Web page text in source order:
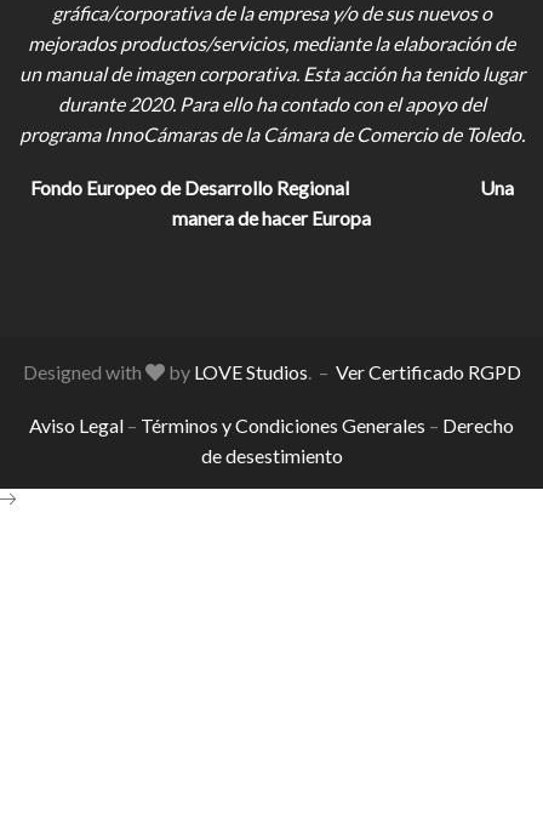
gráfica/corporativa de la empresa y/o de sus nuevos o
mejorados productos/servicios, mediante la elaboración de
un manual de imagen corporativa. Esta acción ha tenido lugar
durante 2020. Para ello ha contado con el apoyo del
programa InnoCámaras de la Cámara de Comercio de Toledo.
Fondo Europeo de Desarrollo Regional
Una
manera de hacer Europa
Designed with by LOVE Studios. – Ver Certificado RGPD
Aviso Legal – Términos y Condiciones Generales – Derecho
de desestimiento